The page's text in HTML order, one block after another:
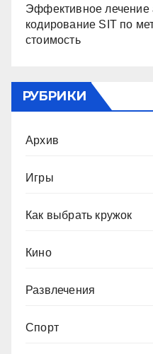
Эффективное лечение
кодирование SIT по
стоимость
РУБРИКИ
Архив
Игры
Как выбрать кружок
Кино
Развлечения
Спорт